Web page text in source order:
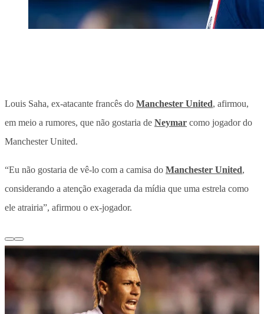
Louis Saha, ex-atacante francês do Manchester United, afirmou,
em meio a rumores, que não gostaria de Neymar como jogador do
Manchester United.
“Eu não gostaria de vê-lo com a camisa do Manchester United,
considerando a atenção exagerada da mídia que uma estrela como
ele atrairia”, afirmou o ex-jogador.